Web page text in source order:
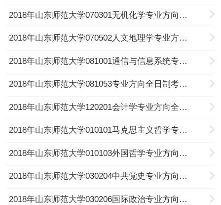
2018年山东师范大学070301无机化学专业方向全日制考研复试分数线
2018年山东师范大学070502人文地理学专业方向全日制考研复试分数线
2018年山东师范大学081001通信与信息系统专业方向全日制考研复试分数线
2018年山东师范大学081053专业方向全日制考研复试分数线
2018年山东师范大学120201会计学专业方向全日制考研复试分数线
2018年山东师范大学010101马克思主义哲学专业方向全日制考研复试分数线
2018年山东师范大学010103外国哲学专业方向全日制考研复试分数线
2018年山东师范大学030204中共党史专业方向全日制考研复试分数线
2018年山东师范大学030206国际政治专业方向全日制考研复试分数线